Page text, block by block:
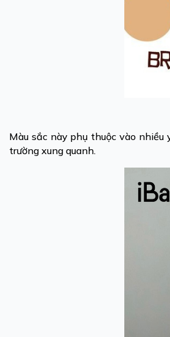
Màu sắc này phụ thuộc vào
trường xung quanh.